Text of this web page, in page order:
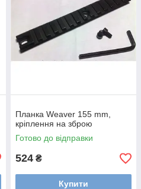
Планка Weaver 155 mm,
кріплення на зброю
Готово до відправки
524 ₴
Купити